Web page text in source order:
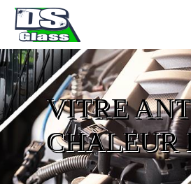
VITRE
CHALEUR
Panneau de gestion des cookies